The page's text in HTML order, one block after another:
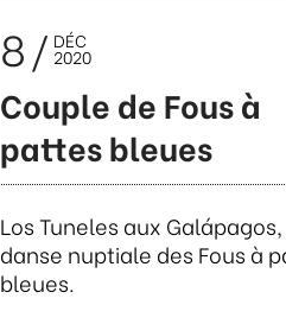
8 DÉC
2020
Couple de Fous à
pattes bleues
Los Tuneles aux
danse nuptiale des Fous à
bleues.